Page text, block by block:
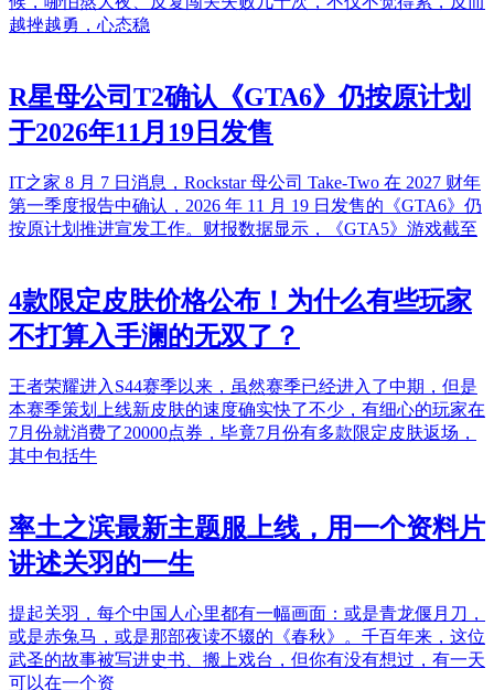
越挫越勇，心态稳
R星母公司T2确认《GTA6》仍按原计划
于2026年11月19日发售
IT之家 8 月 7 日消息，Rockstar 母公司 Take-Two 在 2027 财年
第一季度报告中确认，2026 年 11 月 19 日发售的《GTA6》仍
按原计划推进宣发工作。财报数据显示，《GTA5》游戏截至
4款限定皮肤价格公布！为什么有些玩家
不打算入手澜的无双了？
王者荣耀进入S44赛季以来，虽然赛季已经进入了中期，但是
本赛季策划上线新皮肤的速度确实快了不少，有细心的玩家在
7月份就消费了20000点券，毕竟7月份有多款限定皮肤返场，
其中包括牛
率土之滨最新主题服上线，用一个资料片
讲述关羽的一生
提起关羽，每个中国人心里都有一幅画面：或是青龙偃月刀，
或是赤兔马，或是那部夜读不辍的《春秋》。千百年来，这位
武圣的故事被写进史书、搬上戏台，但你有没有想过，有一天
可以在一个资